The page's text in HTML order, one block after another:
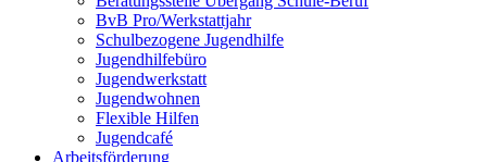
BvB Pro/Werkstattjahr
Schulbezogene Jugendhilfe
Jugendhilfebüro
Jugendwerkstatt
Jugendwohnen
Flexible Hilfen
Jugendcafé
Arbeitsförderung